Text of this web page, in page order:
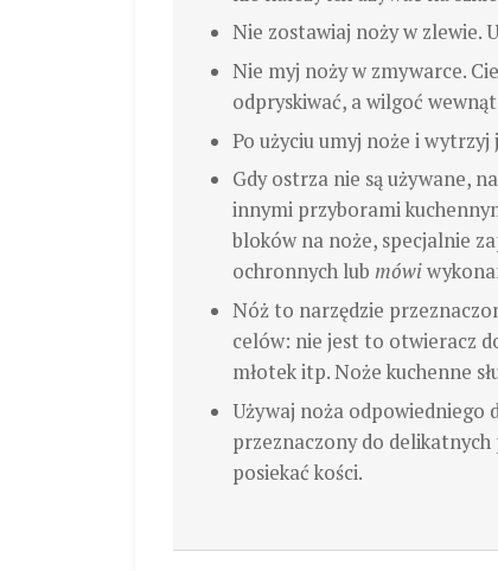
Nie zostawiaj noży w zlewie.
Nie myj noży w zmywarce.
odpryskiwać, a wilgoć
Po użyciu umyj noże i wytrzyj
Gdy ostrza nie są używane,
innymi przyborami
bloków na noże, specjalnie
ochronnych lub mówi
Nóż to narzędzie
celów: nie jest to otwieracz
młotek itp. Noże kuchenne
Używaj noża odpowiedniego
przeznaczony do delikatnych
posiekać kości.